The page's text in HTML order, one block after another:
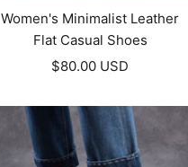
Women's Minimalist Leather
Flat Casual Shoes
Prezzo
vendita
$80.00 USD